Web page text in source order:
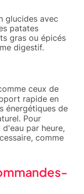
glucides avec
patates
gras ou épicés
digestif.
ceux de
rapide en
énergétiques de
Pour
par heure,
comme